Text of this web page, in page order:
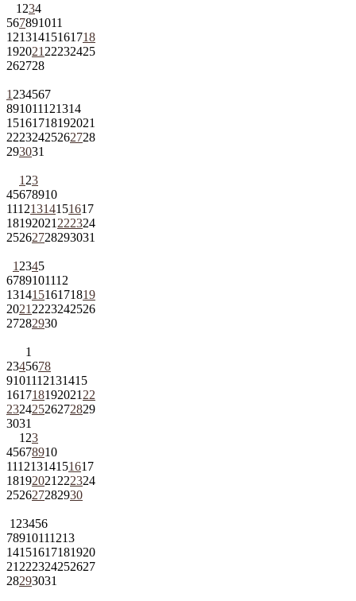
1 234
567891011
12131415161718
192021 22232425
262728
1 234567
891011121314
15161718192021
22232425262728
293031
1 23
45678910
11121314151617
18192021 222324
25262728293031
1 2345
6789101112
13141516171819
2021 2223242526
27282930
1
2345678
9101112131415
161718192021 22
23242526272829
3031
1 23
45678910
11121314151617
18192021 222324
252627282930
1 23456
78910111213
14151617181920
21 222324252627
28293031